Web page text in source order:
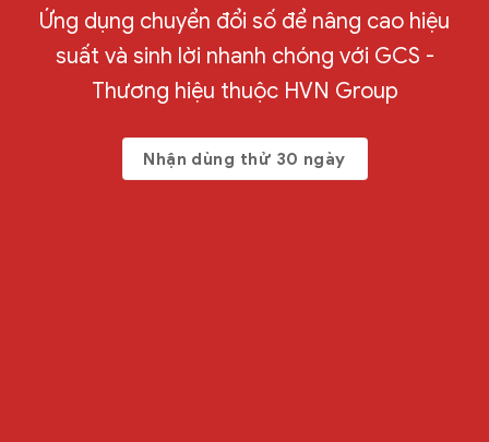
Ứng dụng chuyển đổi số để nâng cao hiệu
suất và sinh lời nhanh chóng với GCS -
Thương hiệu thuộc HVN Group
Nhận dùng thử 30 ngày